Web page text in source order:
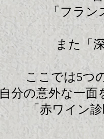
「フラ
また「
ここでは5つ
自分の意外な一面
「赤ワイン診